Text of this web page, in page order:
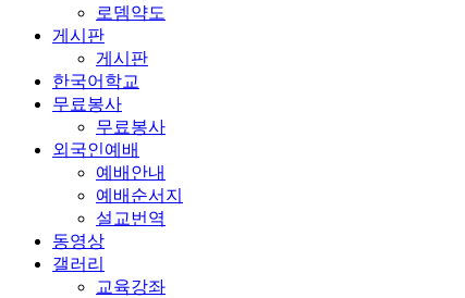
로뎀약도
게시판
게시판
한국어학교
무료봉사
무료봉사
외국인예배
예배안내
예배순서지
설교번역
동영상
갤러리
교육강좌